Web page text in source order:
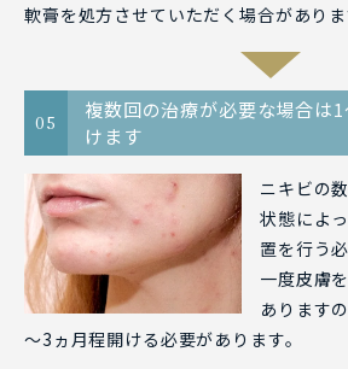
軟膏を処方させていただく場合がありま
05
複数回の治療が必要な場合は
けます
ニキビの
状態によ
置を行う
一度皮膚
あります
～3ヵ月程開ける必要があります。